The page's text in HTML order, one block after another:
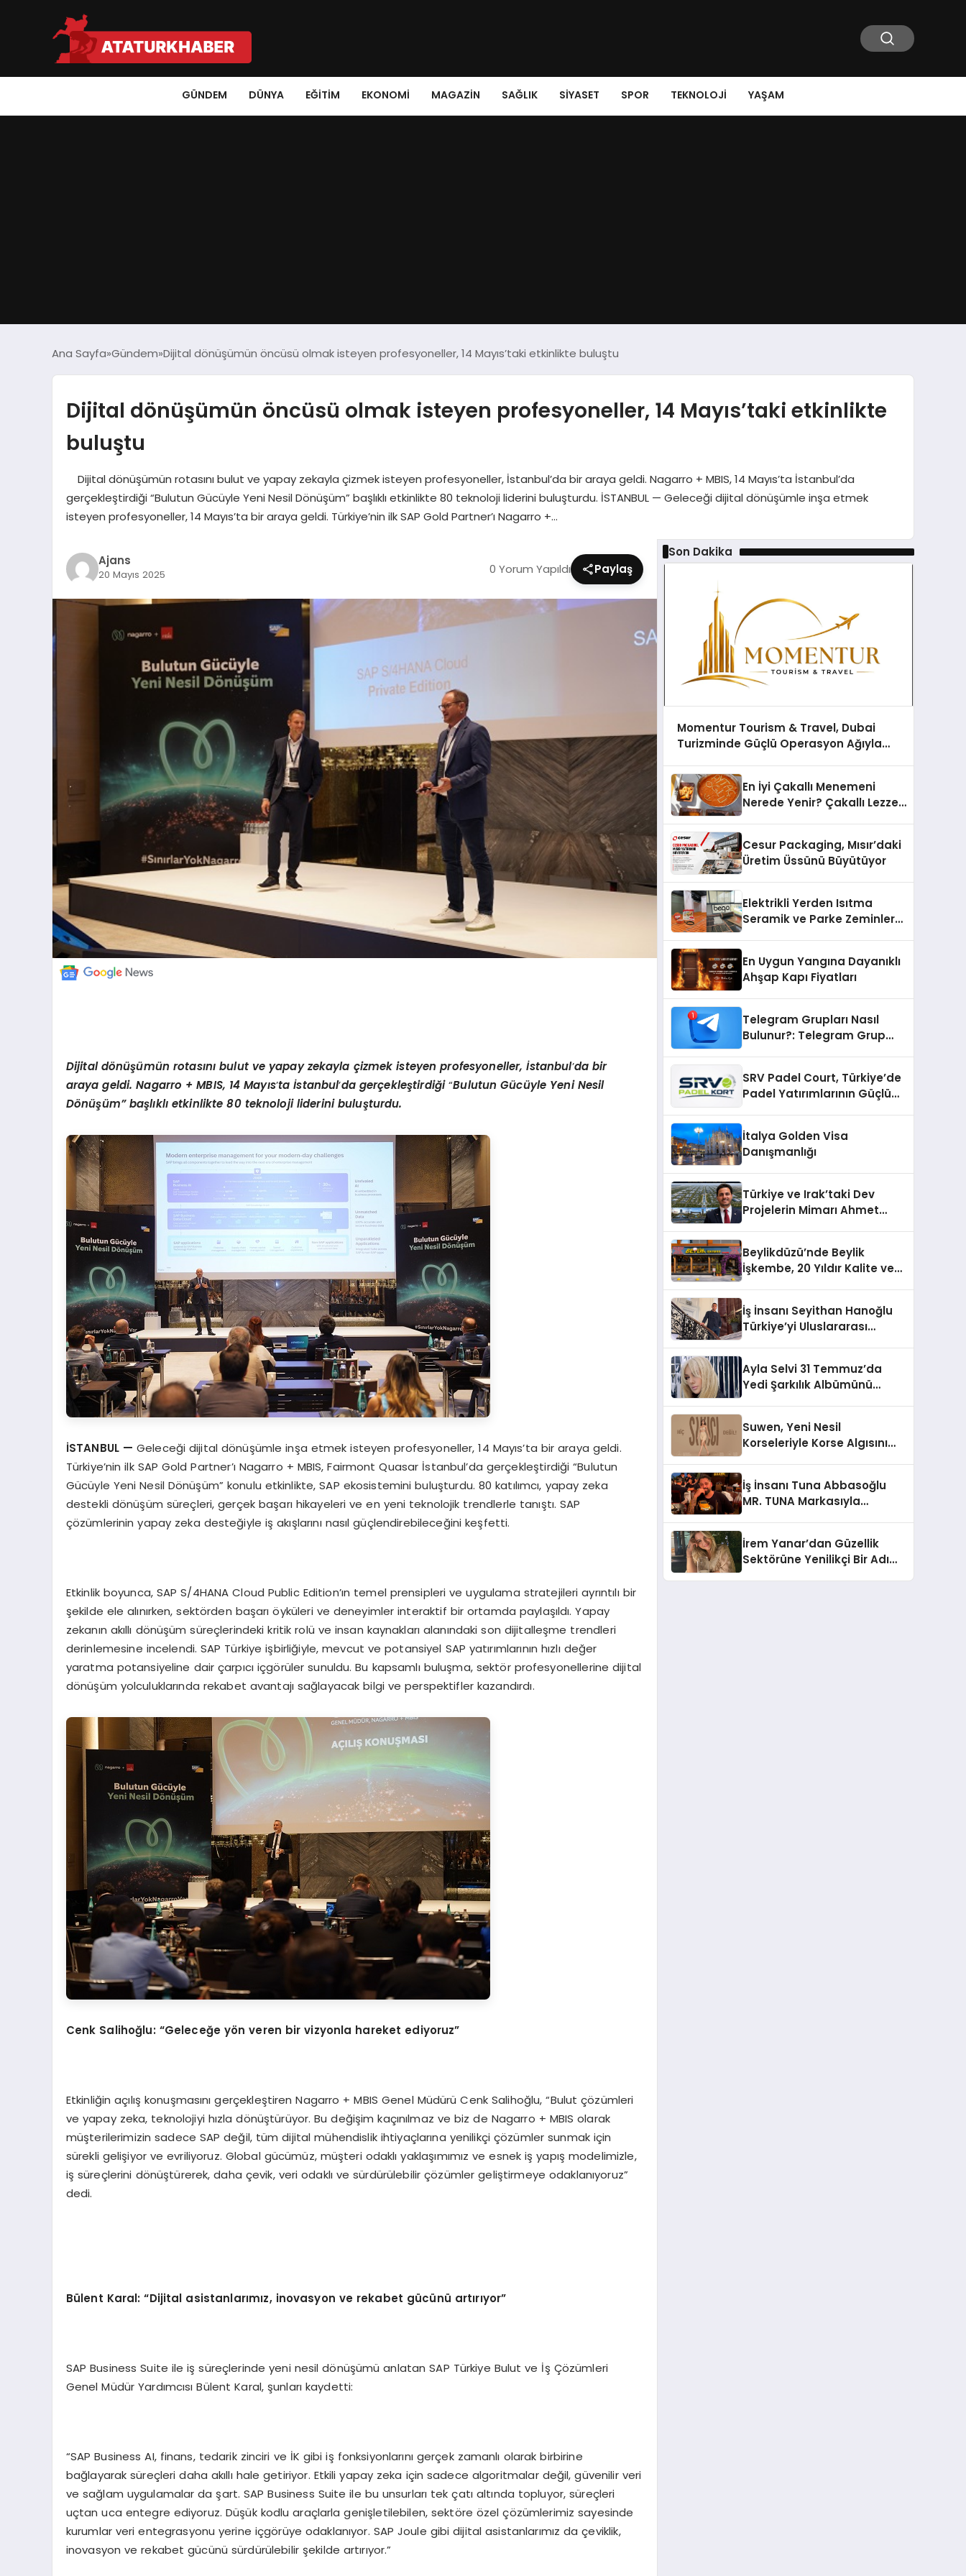
GÜNDEM DÜNYA EĞITIM EKONOMI MAGAZIN SAĞLIK SIYASET SPOR TEKNOLOJI YAŞAM
Ana Sayfa Gündem Dijital dönüşümün öncüsü olmak isteyen profesyoneller, 14 Mayıs’taki etkinlikte buluştu
Dijital dönüşümün öncüsü olmak isteyen profesyoneller, 14 Mayıs’taki etkinlikte
buluştu
Dijital dönüşümün rotasını bulut ve yapay zekayla çizmek isteyen profesyoneller, İstanbul’da bir araya geldi. Nagarro + MBIS, 14 Mayıs’ta İstanbul’da
gerçekleştirdiği “Bulutun Gücüyle Yeni Nesil Dönüşüm” başlıklı etkinlikte 80 teknoloji liderini buluşturdu. İSTANBUL — Geleceği dijital dönüşümle inşa etmek
isteyen profesyoneller, 14 Mayıs’ta bir araya geldi. Türkiye’nin ilk SAP Gold Partner’ı Nagarro +…
Ajans
20 Mayıs 2025 0 Yorum Yapıldı Paylaş
Dijital dönüşümün rotasını bulut ve yapay zekayla çizmek isteyen profesyoneller, İstanbul’da bir
araya geldi.Nagarro + MBIS, 14 Mayıs’ta İstanbul’da gerçekleştirdiği“Bulutun Gücüyle Yeni Nesil
Dönüşüm” başlıklı etkinlikte 80 teknoloji liderini buluşturdu.
İSTANBUL — Geleceği dijital dönüşümle inşa etmek isteyen profesyoneller, 14 Mayıs’ta bir araya geldi.
Türkiye’nin ilk SAP Gold Partner’ı Nagarro + MBIS, Fairmont Quasar İstanbul’da gerçekleştirdiği “Bulutun
Gücüyle Yeni Nesil Dönüşüm” konulu etkinlikte, SAP ekosistemini buluşturdu. 80 katılımcı, yapay zeka
destekli dönüşüm süreçleri, gerçek başarı hikayeleri ve en yeni teknolojik trendlerle tanıştı. SAP
çözümlerinin yapay zeka desteğiyle iş akışlarını nasıl güçlendirebileceğini keşfetti.
Etkinlik boyunca, SAP S/4HANA Cloud Public Edition’ın temel prensipleri ve uygulama stratejileri ayrıntılı bir
şekilde ele alınırken, sektörden başarı öyküleri ve deneyimler interaktif bir ortamda paylaşıldı. Yapay
zekanın akıllı dönüşüm süreçlerindeki kritik rolü ve insan kaynakları alanındaki son dijitalleşme trendleri
derinlemesine incelendi. SAP Türkiye işbirliğiyle, mevcut ve potansiyel SAP yatırımlarının hızlı değer
yaratma potansiyeline dair çarpıcı içgörüler sunuldu. Bu kapsamlı buluşma, sektör profesyonellerine dijital
dönüşüm yolculuklarında rekabet avantajı sağlayacak bilgi ve perspektifler kazandırdı.
Cenk Salihoğlu: “Geleceğe yön veren bir vizyonla hareket ediyoruz”
Etkinliğin açılış konuşmasını gerçekleştiren Nagarro + MBIS Genel Müdürü Cenk Salihoğlu, “Bulut çözümleri
ve yapay zeka, teknolojiyi hızla dönüştürüyor. Bu değişim kaçınılmaz ve biz de Nagarro + MBIS olarak
müşterilerimizin sadece SAP değil, tüm dijital mühendislik ihtiyaçlarına yenilikçi çözümler sunmak için
sürekli gelişiyor ve evriliyoruz. Global gücümüz, müşteri odaklı yaklaşımımız ve esnek iş yapış modelimizle,
iş süreçlerini dönüştürerek, daha çevik, veri odaklı ve sürdürülebilir çözümler geliştirmeye odaklanıyoruz”
dedi.
Bülent Karal: “Dijital asistanlarımız, inovasyon ve rekabet gücünü artırıyor”
SAP Business Suite ile iş süreçlerinde yeni nesil dönüşümü anlatan SAP Türkiye Bulut ve İş Çözümleri
Genel Müdür Yardımcısı Bülent Karal, şunları kaydetti:
“SAP Business AI, finans, tedarik zinciri ve İK gibi iş fonksiyonlarını gerçek zamanlı olarak birbirine
bağlayarak süreçleri daha akıllı hale getiriyor. Etkili yapay zeka için sadece algoritmalar değil, güvenilir veri
ve sağlam uygulamalar da şart. SAP Business Suite ile bu unsurları tek çatı altında topluyor, süreçleri
uçtan uca entegre ediyoruz. Düşük kodlu araçlarla genişletilebilen, sektöre özel çözümlerimiz sayesinde
kurumlar veri entegrasyonu yerine içgörüye odaklanıyor. SAP Joule gibi dijital asistanlarımız da çeviklik,
inovasyon ve rekabet gücünü sürdürülebilir şekilde artırıyor.”
Son Dakika
Momentur Tourism & Travel, Dubai
Turizminde Güçlü Operasyon Ağıyla
En İyi Çakallı Menemeni
Nerede Yenir? Çakallı Lezzet
Cesur Packaging, Mısır’daki
Üretim Üssünü Büyütüyor
Elektrikli Yerden Isıtma
Seramik ve Parke Zeminler
En Uygun Yangına Dayanıklı
Ahşap Kapı Fiyatları
Telegram Grupları Nasıl
Bulunur?: Telegram Grup
SRV Padel Court, Türkiye’de
Padel Yatırımlarının Güçlü
İtalya Golden Visa
Danışmanlığı
Türkiye ve Irak’taki Dev
Projelerin Mimarı Ahmet
Holding Industrial City”
Projesini Hayata Geçirecek
Beylikdüzü’nde Beylik
İşkembe, 20 Yıldır Kalite ve
İş İnsanı Seyithan Hanoğlu
Türkiye’yi Uluslararası
Ayla Selvi 31 Temmuz’da
Yedi Şarkılık Albümünü
Suwen, Yeni Nesil
Korseleriyle Korse Algısını
İş İnsanı Tuna Abbasoğlu
MR. TUNA Markasıyla
İrem Yanar’dan Güzellik
Sektörüne Yenilikçi Bir Adım: